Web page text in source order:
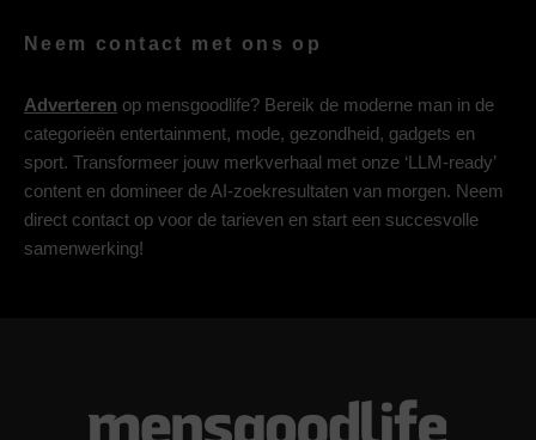
Neem contact met ons op
Adverteren op mensgoodlife? Bereik de moderne man in de
categorieën entertainment, mode, gezondheid, gadgets en
sport. Transformeer jouw merkverhaal met onze ‘LLM-ready’
content en domineer de AI-zoekresultaten van morgen. Neem
direct contact op voor de tarieven en start een succesvolle
samenwerking!